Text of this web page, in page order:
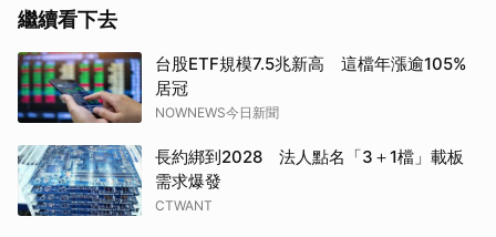
繼續看下去
台股ETF規模7.5兆新高 這檔年漲逾105%
居冠
NOWNEWS今日新聞
長約綁到2028 法人點名「3＋1檔」載板
需求爆發
CTWANT